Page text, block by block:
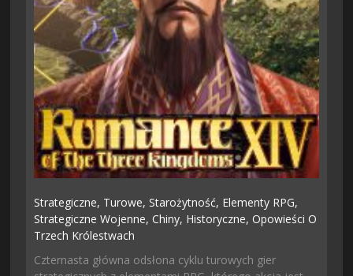
Strategiczne, Turowe,Starożytność, Elementy RPG,
Strategiczne Wojenne,Chiny, Historyczne,Opowieści O
Trzech Królestwach
Czternasta główna odsłona cyklu turowych gier